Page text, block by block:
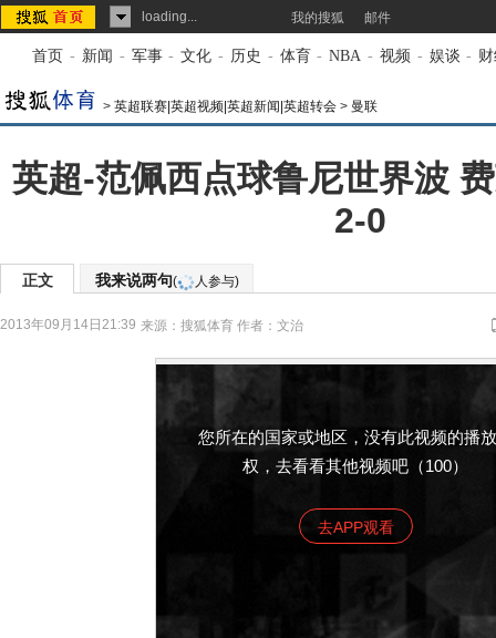
loading... 我的搜狐 邮件
首页 - 新闻 - 军事 - 文化 - 历史 - 体育 - NBA - 视频 - 娱谈 -
> 英超联赛|英超视频|英超新闻|英超转会 > 曼联
英超-范佩西点球鲁尼世界波
2-0
正文 我来说两句( 人参与)
2013年09月14日21:39 来源： 搜狐体育 作者：文治
您所在的国家或地区，没有此视频的播
权，去看看其他视频吧（100）
去APP观看